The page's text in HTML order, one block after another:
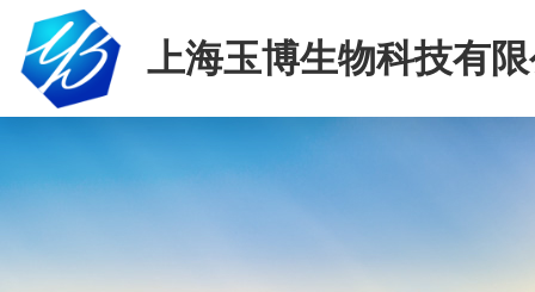
上海玉博生物科技有